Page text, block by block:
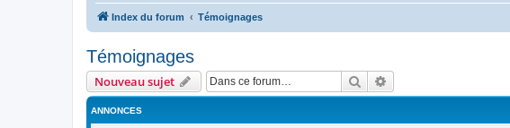
Index du forum Témoignages
Témoignages
Nouveau sujet Rechercher
ANNONCES